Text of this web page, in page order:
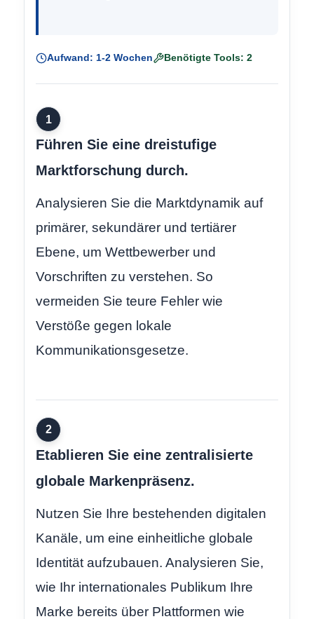
Aufwand: 1-2 Wochen Benötigte Tools: 2
1
Führen Sie eine dreistufige
Marktforschung durch.
Analysieren Sie die Marktdynamik auf
primärer, sekundärer und tertiärer
Ebene, um Wettbewerber und
Vorschriften zu verstehen. So
vermeiden Sie teure Fehler wie
Verstöße gegen lokale
Kommunikationsgesetze.
2
Etablieren Sie eine zentralisierte
globale Markenpräsenz.
Nutzen Sie Ihre bestehenden digitalen
Kanäle, um eine einheitliche globale
Identität aufzubauen. Analysieren Sie,
wie Ihr internationales Publikum Ihre
Marke bereits über Plattformen wie